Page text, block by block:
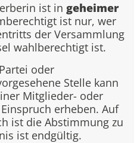
ist in geheimer
ist nur, wer
der Versammlung
wahlberechtigt ist.
oder
Stelle kann
Mitglieder- oder
erheben. Auf
ist die Abstimmung zu
ist endgültig.